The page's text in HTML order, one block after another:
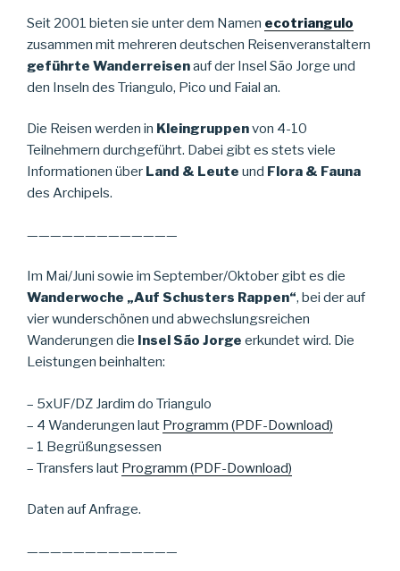
Seit 2001 bieten sie unter dem Namen ecotriangulo
zusammen mit mehreren deutschen Reisenveranstaltern
geführte Wanderreisenauf der Insel São Jorge und
den Inseln des Triangulo, Pico und Faial an.
Die Reisen werden in Kleingruppenvon 4-10
Teilnehmern durchgeführt. Dabei gibt es stets viele
Informationen über Land & Leute und Flora & Fauna
des Archipels.
—————————————
Im Mai/Juni sowie im September/Oktober gibt es die
Wanderwoche „Auf Schusters Rappen“, bei der auf
vier wunderschönen und abwechslungsreichen
Wanderungen die Insel São Jorge erkundet wird. Die
Leistungen beinhalten:
– 5xUF/DZ Jardim do Triangulo
– 4 Wanderungen laut Programm (PDF-Download)
– 1 Begrüßungsessen
– Transfers laut Programm (PDF-Download)
Daten auf Anfrage.
—————————————